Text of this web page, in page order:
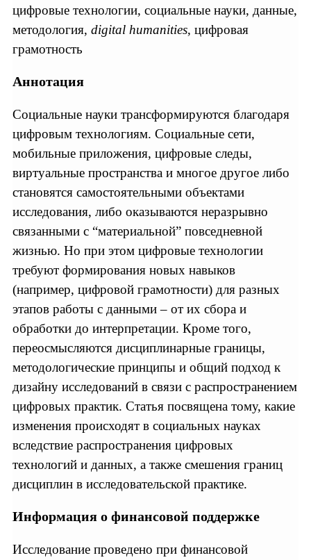
цифровые технологии, социальные науки, данные,
методология, digital humanities, цифровая
грамотность
Аннотация
Социальные науки трансформируются благодаря
цифровым технологиям. Социальные сети,
мобильные приложения, цифровые следы,
виртуальные пространства и многое другое либо
становятся самостоятельными объектами
исследования, либо оказываются неразрывно
связанными с “материальной” повседневной
жизнью. Но при этом цифровые технологии
требуют формирования новых навыков
(например, цифровой грамотности) для разных
этапов работы с данными – от их сбора и
обработки до интерпретации. Кроме того,
переосмысляются дисциплинарные границы,
методологические принципы и общий подход к
дизайну исследований в связи c распространением
цифровых практик. Статья посвящена тому, какие
изменения происходят в социальных науках
вследствие распространения цифровых
технологий и данных, а также смешения границ
дисциплин в исследовательской практике.
Информация о финансовой поддержке
Исследование проведено при финансовой